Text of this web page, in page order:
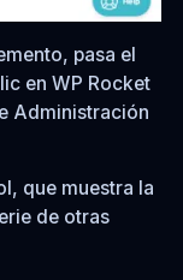
pasa el
en WP Rocket
Administración
que muestra la
de otras